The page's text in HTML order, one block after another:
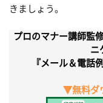
きましょう。
プロのマナー講師監
ニ
『メール＆電話
▼無料ダ